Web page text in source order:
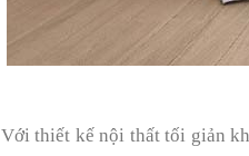
Với thiết kế nội thất tối giản